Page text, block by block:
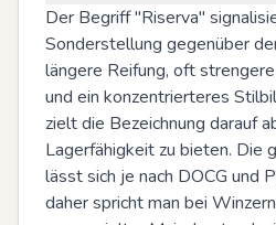
Der Begriff "Riserva"
Sonderstellung gegenüber
längere Reifung, oft
und ein konzentrierteres
zielt die Bezeichnung darauf
Lagerfähigkeit zu bieten. Die
lässt sich je nach DOCG und
daher spricht man bei